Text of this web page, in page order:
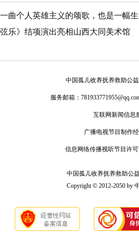
一曲个人英雄主义的颂歌，也是一幅
乐》结项演出亮相山西大同美术馆
中国孤儿收养抚养救助公
服务邮箱：
互联网新闻信息
广播电视节目制作
信息网络传播视听节目许
中国孤儿收养抚养救助公
Copyright © 2012-2050 by